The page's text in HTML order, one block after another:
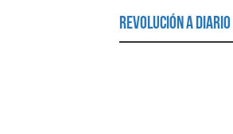
Revolución a Diario